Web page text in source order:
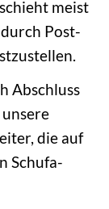
meist
Post-
Abschluss
die auf
Schufa-